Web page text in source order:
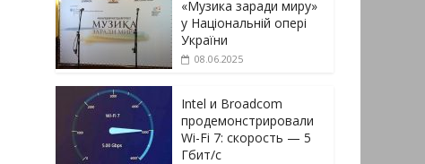
«Музика заради миру»
у Національній опері
України
08.06.2025
Intel и Broadcom
продемонстрировали
Wi-Fi 7: скорость — 5
Гбит/с